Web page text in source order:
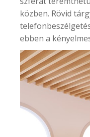
közben. Rövid
ebben a